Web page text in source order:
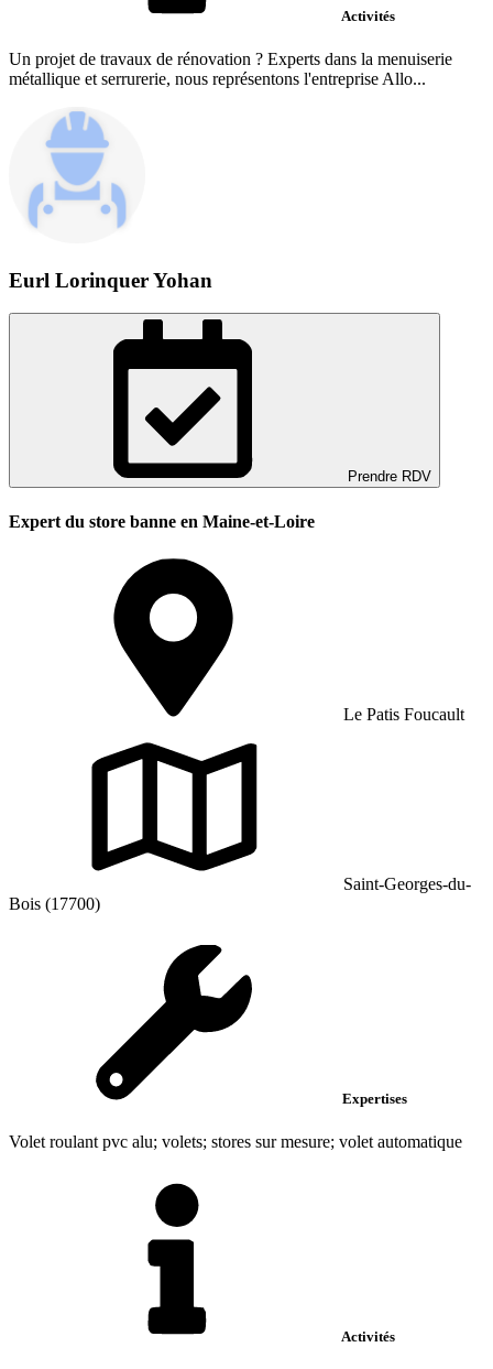
Activités
Un projet de travaux de rénovation ? Experts dans la menuiserie
métallique et serrurerie, nous représentons l'entreprise Allo...
Eurl Lorinquer Yohan
Prendre RDV
Expert du store banne en Maine-et-Loire
Le Patis Foucault
Saint-Georges-du-
Bois (17700)
Expertises
Volet roulant pvc alu; volets; stores sur mesure; volet automatique
Activités